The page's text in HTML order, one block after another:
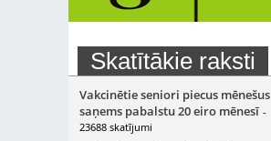
Skatītākie raksti
Vakcinētie seniori piecus mēnešus
saņems pabalstu 20 eiro mēnesī -
23688 skatījumi